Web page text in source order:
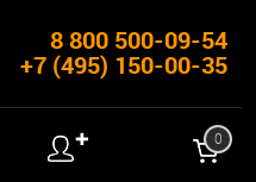
8 800 500-09-54
+7 (495) 150-00-35
✚ 0